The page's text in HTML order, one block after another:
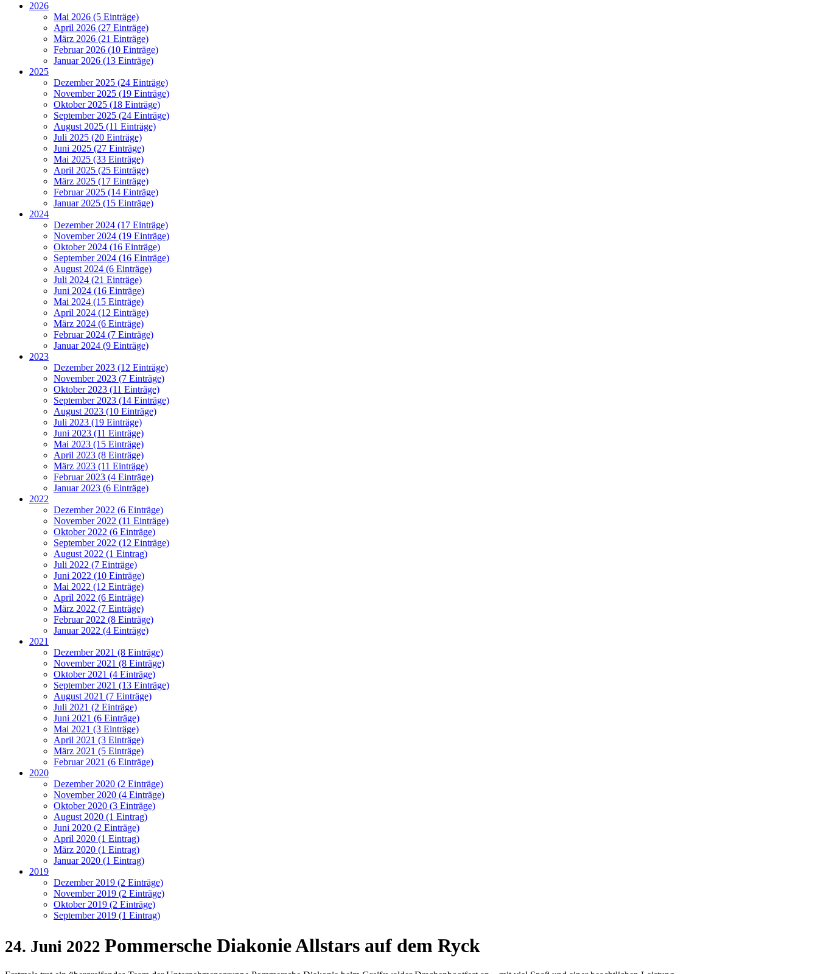
2026
Mai 2026 (5 Einträge)
April 2026 (27 Einträge)
März 2026 (21 Einträge)
Februar 2026 (10 Einträge)
Januar 2026 (13 Einträge)
2025
Dezember 2025 (24 Einträge)
November 2025 (19 Einträge)
Oktober 2025 (18 Einträge)
September 2025 (24 Einträge)
August 2025 (11 Einträge)
Juli 2025 (20 Einträge)
Juni 2025 (27 Einträge)
Mai 2025 (33 Einträge)
April 2025 (25 Einträge)
März 2025 (17 Einträge)
Februar 2025 (14 Einträge)
Januar 2025 (15 Einträge)
2024
Dezember 2024 (17 Einträge)
November 2024 (19 Einträge)
Oktober 2024 (16 Einträge)
September 2024 (16 Einträge)
August 2024 (6 Einträge)
Juli 2024 (21 Einträge)
Juni 2024 (16 Einträge)
Mai 2024 (15 Einträge)
April 2024 (12 Einträge)
März 2024 (6 Einträge)
Februar 2024 (7 Einträge)
Januar 2024 (9 Einträge)
2023
Dezember 2023 (12 Einträge)
November 2023 (7 Einträge)
Oktober 2023 (11 Einträge)
September 2023 (14 Einträge)
August 2023 (10 Einträge)
Juli 2023 (19 Einträge)
Juni 2023 (11 Einträge)
Mai 2023 (15 Einträge)
April 2023 (8 Einträge)
März 2023 (11 Einträge)
Februar 2023 (4 Einträge)
Januar 2023 (6 Einträge)
2022
Dezember 2022 (6 Einträge)
November 2022 (11 Einträge)
Oktober 2022 (6 Einträge)
September 2022 (12 Einträge)
August 2022 (1 Eintrag)
Juli 2022 (7 Einträge)
Juni 2022 (10 Einträge)
Mai 2022 (12 Einträge)
April 2022 (6 Einträge)
März 2022 (7 Einträge)
Februar 2022 (8 Einträge)
Januar 2022 (4 Einträge)
2021
Dezember 2021 (8 Einträge)
November 2021 (8 Einträge)
Oktober 2021 (4 Einträge)
September 2021 (13 Einträge)
August 2021 (7 Einträge)
Juli 2021 (2 Einträge)
Juni 2021 (6 Einträge)
Mai 2021 (3 Einträge)
April 2021 (3 Einträge)
März 2021 (5 Einträge)
Februar 2021 (6 Einträge)
2020
Dezember 2020 (2 Einträge)
November 2020 (4 Einträge)
Oktober 2020 (3 Einträge)
August 2020 (1 Eintrag)
Juni 2020 (2 Einträge)
April 2020 (1 Eintrag)
März 2020 (1 Eintrag)
Januar 2020 (1 Eintrag)
2019
Dezember 2019 (2 Einträge)
November 2019 (2 Einträge)
Oktober 2019 (2 Einträge)
September 2019 (1 Eintrag)
24. Juni 2022 Pommersche Diakonie Allstars auf dem Ryck